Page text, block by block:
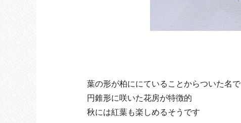
葉の形が柏ににていることからついた名で
円錐形に咲いた花房が特徴的
秋には紅葉も楽しめるそうです